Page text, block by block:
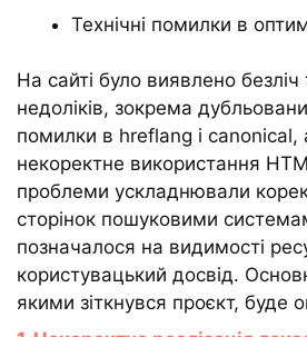
Технічні помилки в
На сайті було виявлено безліч
недоліків, зокрема
помилки в hreflang і canonical,
некоректне використання
проблеми ускладнювали
сторінок пошуковими
позначалося на видимості
користувацький досвід.
якими зіткнувся проєкт, буде